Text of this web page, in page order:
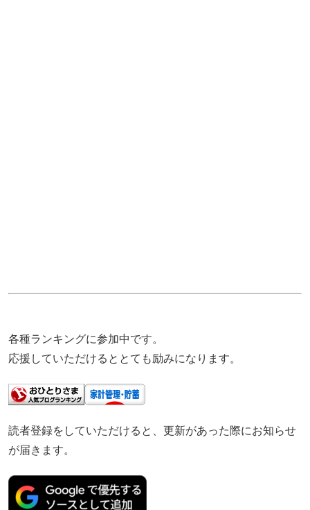
各種ランキングに参加中です。
応援していただけるととても励みになります。
読者登録をしていただけると、更新があった際にお知らせ
が届きます。